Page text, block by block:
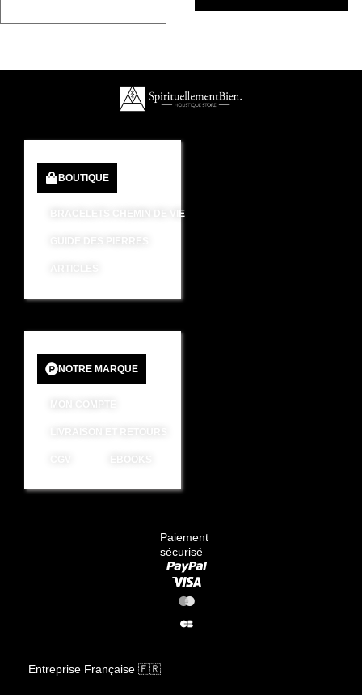
BOUTIQUE
BRACELETS CHEMIN DE VIE
GUIDE DES PIERRES
NOTRE MARQUE
MON COMPTE
EBOOKS
Paiement
sécurisé
Entreprise Française 🇫🇷